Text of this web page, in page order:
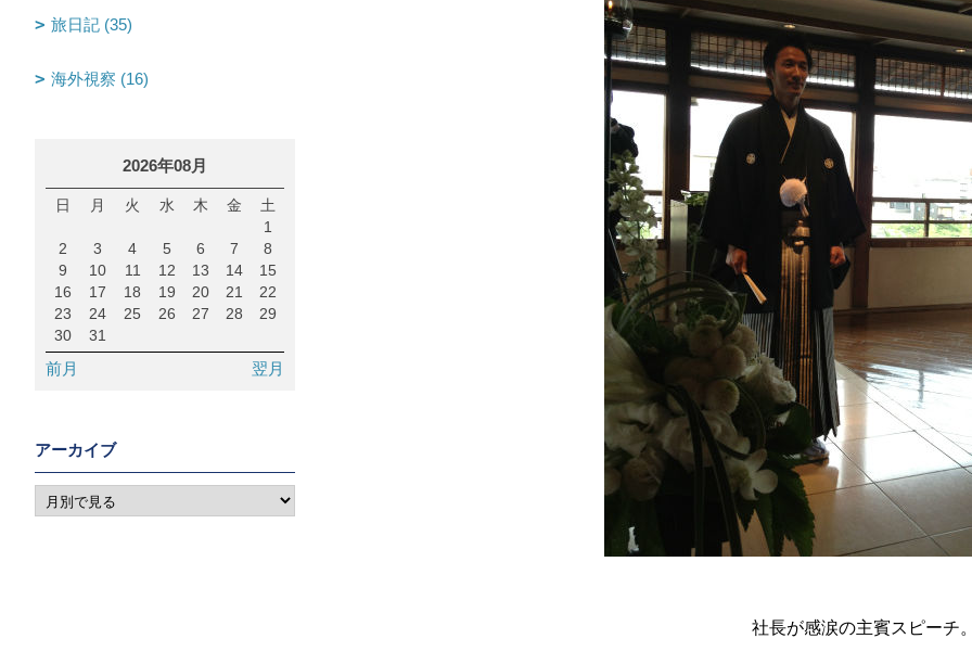
社長が感涙の主賓スピーチ
旅日記 (35)
海外視察 (16)
2026年08月
日 月 火 水 木 金
土
1
2
3 4 5 6 7
8
9
10 11 12 13 14
15
16
17 18 19 20 21
22
23
24 25 26 27 28
29
30
31
前月 翌月
アーカイブ